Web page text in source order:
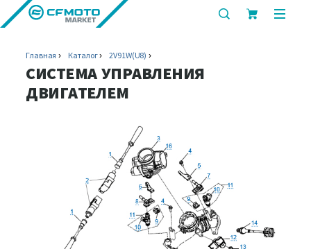
показать
Главная Каталог 2V91W(U8)
СИСТЕМА УПРАВЛЕНИЯ
ДВИГАТЕЛЕМ